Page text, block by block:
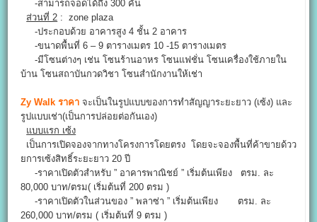
-สามารถจอดได้ถึง 300 คัน
ส่วนที่ 2 : zone plaza
-ประกอบด้วย อาคารสูง 4 ชั้น 2 อาคาร
-ขนาดพื้นที่ 6 – 9 ตารางเมตร 10 -15 ตารางเมตร
-มีโซนต่างๆ เช่น โซนร้านอาหร โซนแฟชั่น โซนเครื่องใช้ภายใน
บ้าน โซนสถาบันกวดวิชา โซนสำนักงานให้เช่า
Zy Walk ราคา จะเป็นในรูปแบบของการทำสัญญาระยะยาว (เซ้ง) และ
รูปแบบเช่า(เป็นการปล่อยต่อกันเอง)
แบบแรก เซ้ง
เป็นการเปิดจองจากทางโครงการโดยตรง โดยจะจองพื้นที่ค้าขายด้วว
ยการเซ้งสิทธิ์ระยะยาว 20 ปี
-ราคาเปิดตัวสำหรับ ” อาคารพาณิชย์ ” เริ่มต้นเพียง ตรม. ละ
80,000 บาท/ตรม( เริ่มต้นที่ 200 ตรม )
-ราคาเปิดตัวในส่วนของ ” พลาซ่า ” เริ่มต้นเพียง ตรม. ละ
260,000 บาท/ตรม ( เริ่มต้นที่ 9 ตรม )